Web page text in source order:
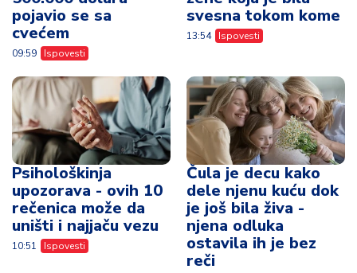
pojavio se sa
cvećem
09:59 Ispovesti
svesna tokom kome
13:54 Ispovesti
Psihološkinja
upozorava - ovih 10
rečenica može da
uništi i najjaču vezu
10:51 Ispovesti
Čula je decu kako
dele njenu kuću dok
je još bila živa -
njena odluka
ostavila ih je bez
reči